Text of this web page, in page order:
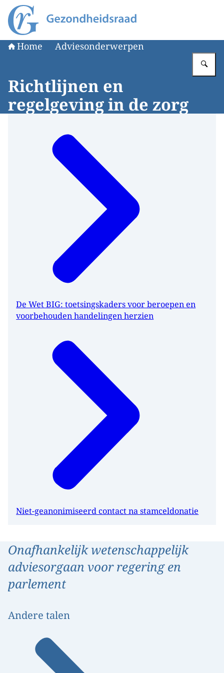
Naar de homepage van Gezondheidsraad
Home Adviesonderwerpen
Richtlijnen en
regelgeving in de zorg
De Wet BIG: toetsingskaders voor beroepen en
voorbehouden handelingen herzien
Niet-geanonimiseerd contact na stamceldonatie
Onafhankelijk wetenschappelijk
adviesorgaan voor regering en
parlement
Andere talen